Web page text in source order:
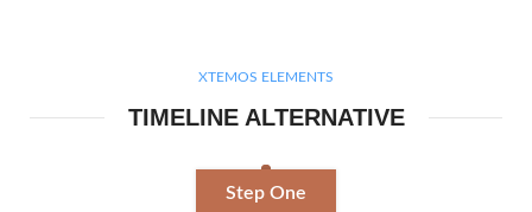
XTEMOS ELEMENTS
TIMELINE ALTERNATIVE
Step One